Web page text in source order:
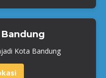
Kota Bandung